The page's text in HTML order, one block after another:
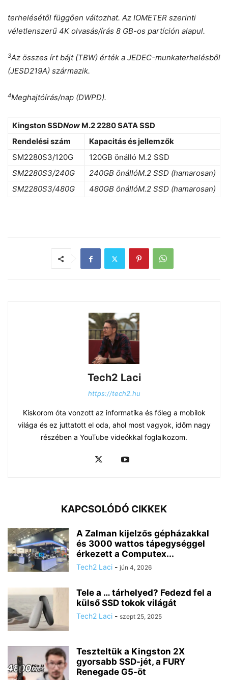
terhelésétől függően változhat. Az IOMETER szerinti
véletlenszerű 4K olvasás/írás 8 GB-os partíción alapul.
3Az összes írt bájt (TBW) érték a JEDEC-munkaterhelésből
(JESD219A) származik.
4Meghajtóírás/nap (DWPD).
Kingston SSDNow M.2 2280 SATA SSD
Rendelési szám
Kapacitás és jellemzők
SM2280S3/120G
120GB önálló M.2 SSD
SM2280S3/240G
240GB önállóM.2 SSD (hamarosan)
SM2280S3/480G
480GB önállóM.2 SSD (hamarosan)
Tech2 Laci
https://tech2.hu
Kiskorom óta vonzott az informatika és főleg a mobilok
világa és ez juttatott el oda, ahol most vagyok, időm nagy
részében a YouTube videókkal foglalkozom.
KAPCSOLÓDÓ CIKKEK
A Zalman kijelzős gépházakkal
és 3000 wattos tápegységgel
érkezett a Computex...
Tech2 Laci - jún 4, 2026
Tele a … tárhelyed? Fedezd fel a
külső SSD tokok világát
Tech2 Laci - szept 25, 2025
Teszteltük a Kingston 2X
gyorsabb SSD-jét, a FURY
Renegade G5-öt